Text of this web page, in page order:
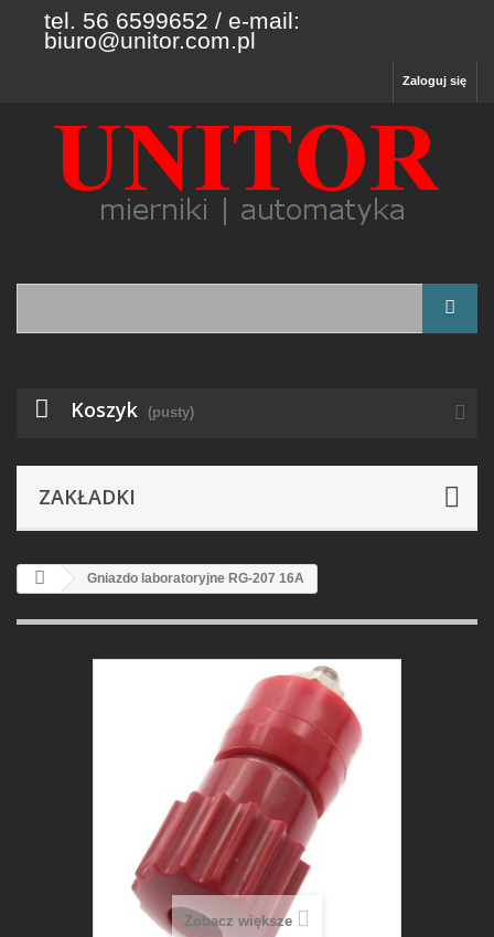
tel. 56 6599652 / e-mail:
biuro@unitor.com.pl
Zaloguj się
Koszyk (pusty)
ZAKŁADKI
Gniazdo laboratoryjne RG-207 16A
Zobacz większe